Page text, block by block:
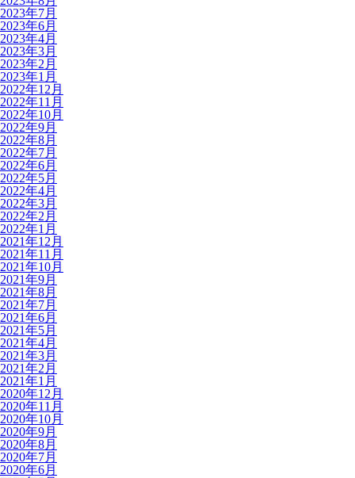
2023年7月
2023年6月
2023年4月
2023年3月
2023年2月
2023年1月
2022年12月
2022年11月
2022年10月
2022年9月
2022年8月
2022年7月
2022年6月
2022年5月
2022年4月
2022年3月
2022年2月
2022年1月
2021年12月
2021年11月
2021年10月
2021年9月
2021年8月
2021年7月
2021年6月
2021年5月
2021年4月
2021年3月
2021年2月
2021年1月
2020年12月
2020年11月
2020年10月
2020年9月
2020年8月
2020年7月
2020年6月